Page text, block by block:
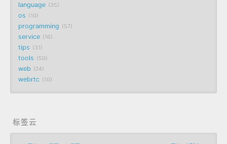
language 35
os 10
programming 57
service 16
tips 31
tools 50
web 24
webrtc 10
标签云